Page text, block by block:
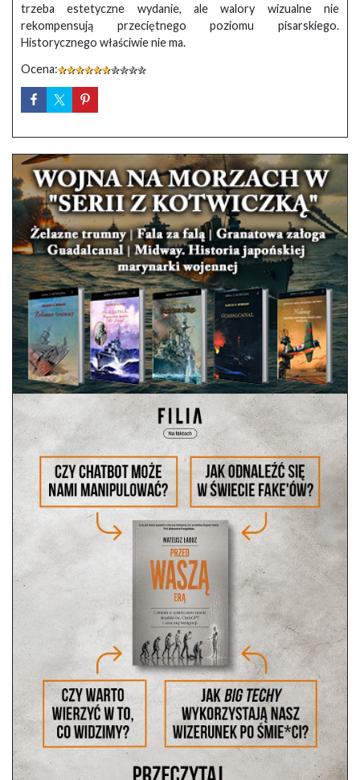
trzeba estetyczne wydanie, ale walory wizualne nie
rekompensują przeciętnego poziomu pisarskiego.
Historycznego właściwie nie ma.
Ocena: